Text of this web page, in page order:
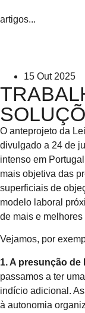
artigos...
15 Out 2025
O anteprojeto da
divulgado a 24 de
intenso em
mais objetiva das
superficiais de
modelo laboral
de mais e
Vejamos, por
1. A presunção de
passamos a ter
indício adicional.
à autonomia